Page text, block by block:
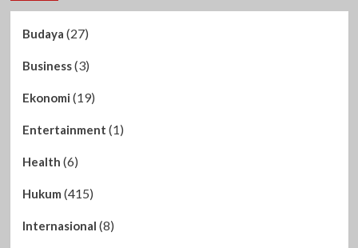
Budaya (27)
Business(3)
Ekonomi (19)
Entertainment (1)
Health (6)
Hukum (415)
Internasional (8)